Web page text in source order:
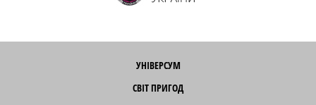
УНІВЕРСУМ
СВІТ ПРИГОД